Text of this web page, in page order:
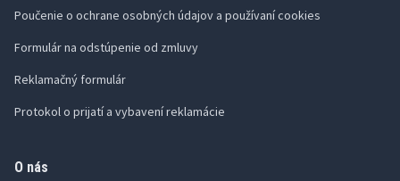
Poučenie o ochrane osobných údajov a používaní cookies
Formulár na odstúpenie od zmluvy
Reklamačný formulár
Protokol o prijatí a vybavení reklamácie
O nás